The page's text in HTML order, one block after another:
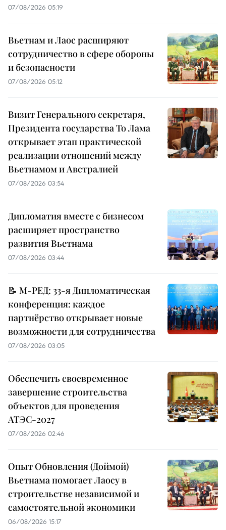
07/08/2026 05:19
Вьетнам и Лаос расширяют
сотрудничество в сфере обороны
и безопасности
07/08/2026 05:12
Визит Генерального секретаря,
Президента государства То Лама
открывает этап практической
реализации отношений между
Вьетнамом и Австралией
07/08/2026 03:54
Дипломатия вместе с бизнесом
расширяет пространство
развития Вьетнама
07/08/2026 03:44
📝 М-РЕД: 33-я Дипломатическая
конференция: каждое
партнёрство открывает новые
возможности для сотрудничества
07/08/2026 03:05
Обеспечить своевременное
завершение строительства
объектов для проведения
АТЭС-2027
07/08/2026 02:46
Опыт Обновления (Доймой)
Вьетнама помогает Лаосу в
строительстве независимой и
самостоятельной экономики
06/08/2026 15:17